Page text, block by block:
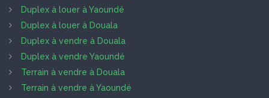
Duplex à louer à Yaoundé
Duplex à louer à Douala
Duplex à vendre à Douala
Duplex à vendre Yaoundé
Terrain à vendre à Douala
Terrain à vendre à Yaoundé